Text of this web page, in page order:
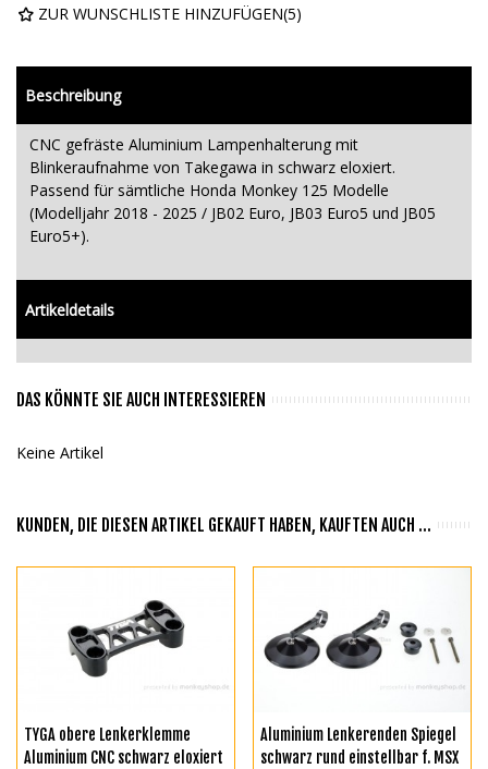
ZUR WUNSCHLISTE HINZUFÜGEN(5)
Beschreibung
CNC gefräste Aluminium Lampenhalterung mit
Blinkeraufnahme von Takegawa in schwarz eloxiert.
Passend für sämtliche Honda Monkey 125 Modelle
(Modelljahr 2018 - 2025 / JB02 Euro, JB03 Euro5 und JB05
Euro5+).
Artikeldetails
DAS KÖNNTE SIE AUCH INTERESSIEREN
Keine Artikel
KUNDEN, DIE DIESEN ARTIKEL GEKAUFT HABEN, KAUFTEN AUCH ...
TYGA obere Lenkerklemme
Aluminium CNC schwarz eloxiert
Aluminium Lenkerenden Spiegel
schwarz rund einstellbar f. MSX